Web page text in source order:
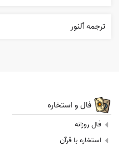
ترجمه ٱلنور
فال و استخاره
فال روزانه
استخاره با قرآن